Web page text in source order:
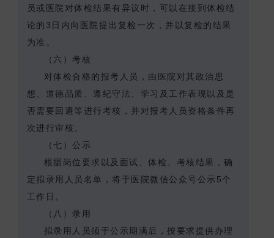
员或医院对体检结果有异议时，可以在接到体检结
论的3日内向医院提出复检一次，并以复检的结果
为准。
（六）考核
对体检合格的报考人员，由医院对其政治思
想、道德品质、遵纪守法、学习及工作表现以及是
否需要回避等进行考核，并对报考人员资格条件再
次进行审核。
（七）公示
根据岗位要求以及面试、体检、考核结果，确
定拟录用人员名单，将于医院微信公众号公示5个
工作日。
（八）录用
拟录用人员须于公示期满后，按要求提供办理